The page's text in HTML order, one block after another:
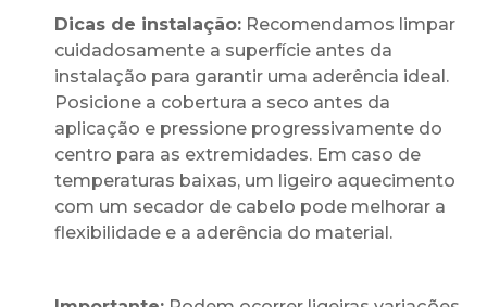
Dicas de instalação: Recomendamos limpar
cuidadosamente a superfície antes da
instalação para garantir uma aderência ideal.
Posicione a cobertura a seco antes da
aplicação e pressione progressivamente do
centro para as extremidades. Em caso de
temperaturas baixas, um ligeiro aquecimento
com um secador de cabelo pode melhorar a
flexibilidade e a aderência do material.